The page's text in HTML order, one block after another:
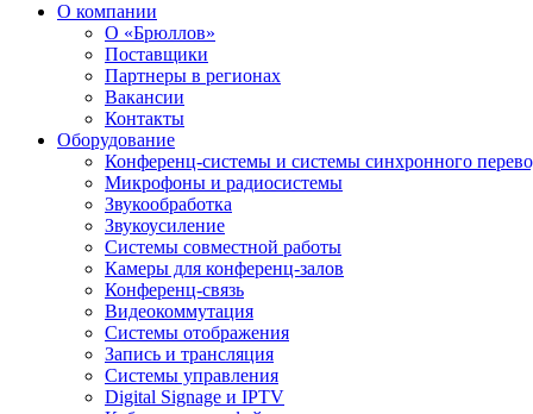
О компании
О «Брюллов»
Поставщики
Партнеры в регионах
Вакансии
Контакты
Оборудование
Конференц-системы и системы синхронного
Микрофоны и радиосистемы
Звукообработка
Звукоусиление
Системы совместной работы
Камеры для конференц-залов
Конференц-связь
Видеокоммутация
Системы отображения
Запись и трансляция
Системы управления
Digital Signage и IPTV